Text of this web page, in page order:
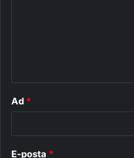
Ad *
E-posta *